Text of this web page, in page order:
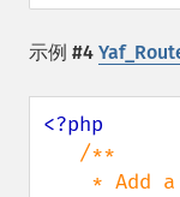
示例 #4
<?php
/**